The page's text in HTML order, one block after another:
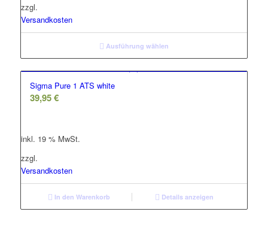
zzgl.
Versandkosten
Ausführung wählen
Sigma Pure 1 ATS white
39,95€
inkl. 19 % MwSt.
zzgl.
Versandkosten
In den Warenkorb Details anzeigen